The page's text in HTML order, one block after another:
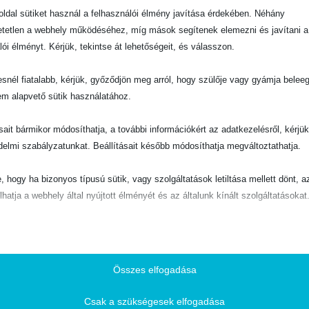
sütiket használ a felhasználói élmény javítása érdekében. Néhány
a webhely működéséhez, míg mások segítenek elemezni és javítani a
élményt. Kérjük, tekintse át lehetőségeit, és válasszon.
fiatalabb, kérjük, győződjön meg arról, hogy szülője vagy gyámja
alapvető sütik használatához.
bármikor módosíthatja, a további információkért az adatkezelésről,
szabályzatunkat. Beállításait később módosíthatja megváltoztathatja.
hogy ha bizonyos típusú sütik, vagy szolgáltatások letiltása mellett dönt,
a webhely által nyújtott élményét és az általunk kínált szolgáltatásokat.
szolgáltatások a GDPR szerint nem igénylik a felhasználó hozzájárulását.
Összes elfogadása
Csak a szükségesek elfogadása